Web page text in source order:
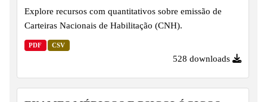
Explore recursos com quantitativos sobre emissão de
Carteiras Nacionais de Habilitação (CNH).
PDF CSV
528 downloads